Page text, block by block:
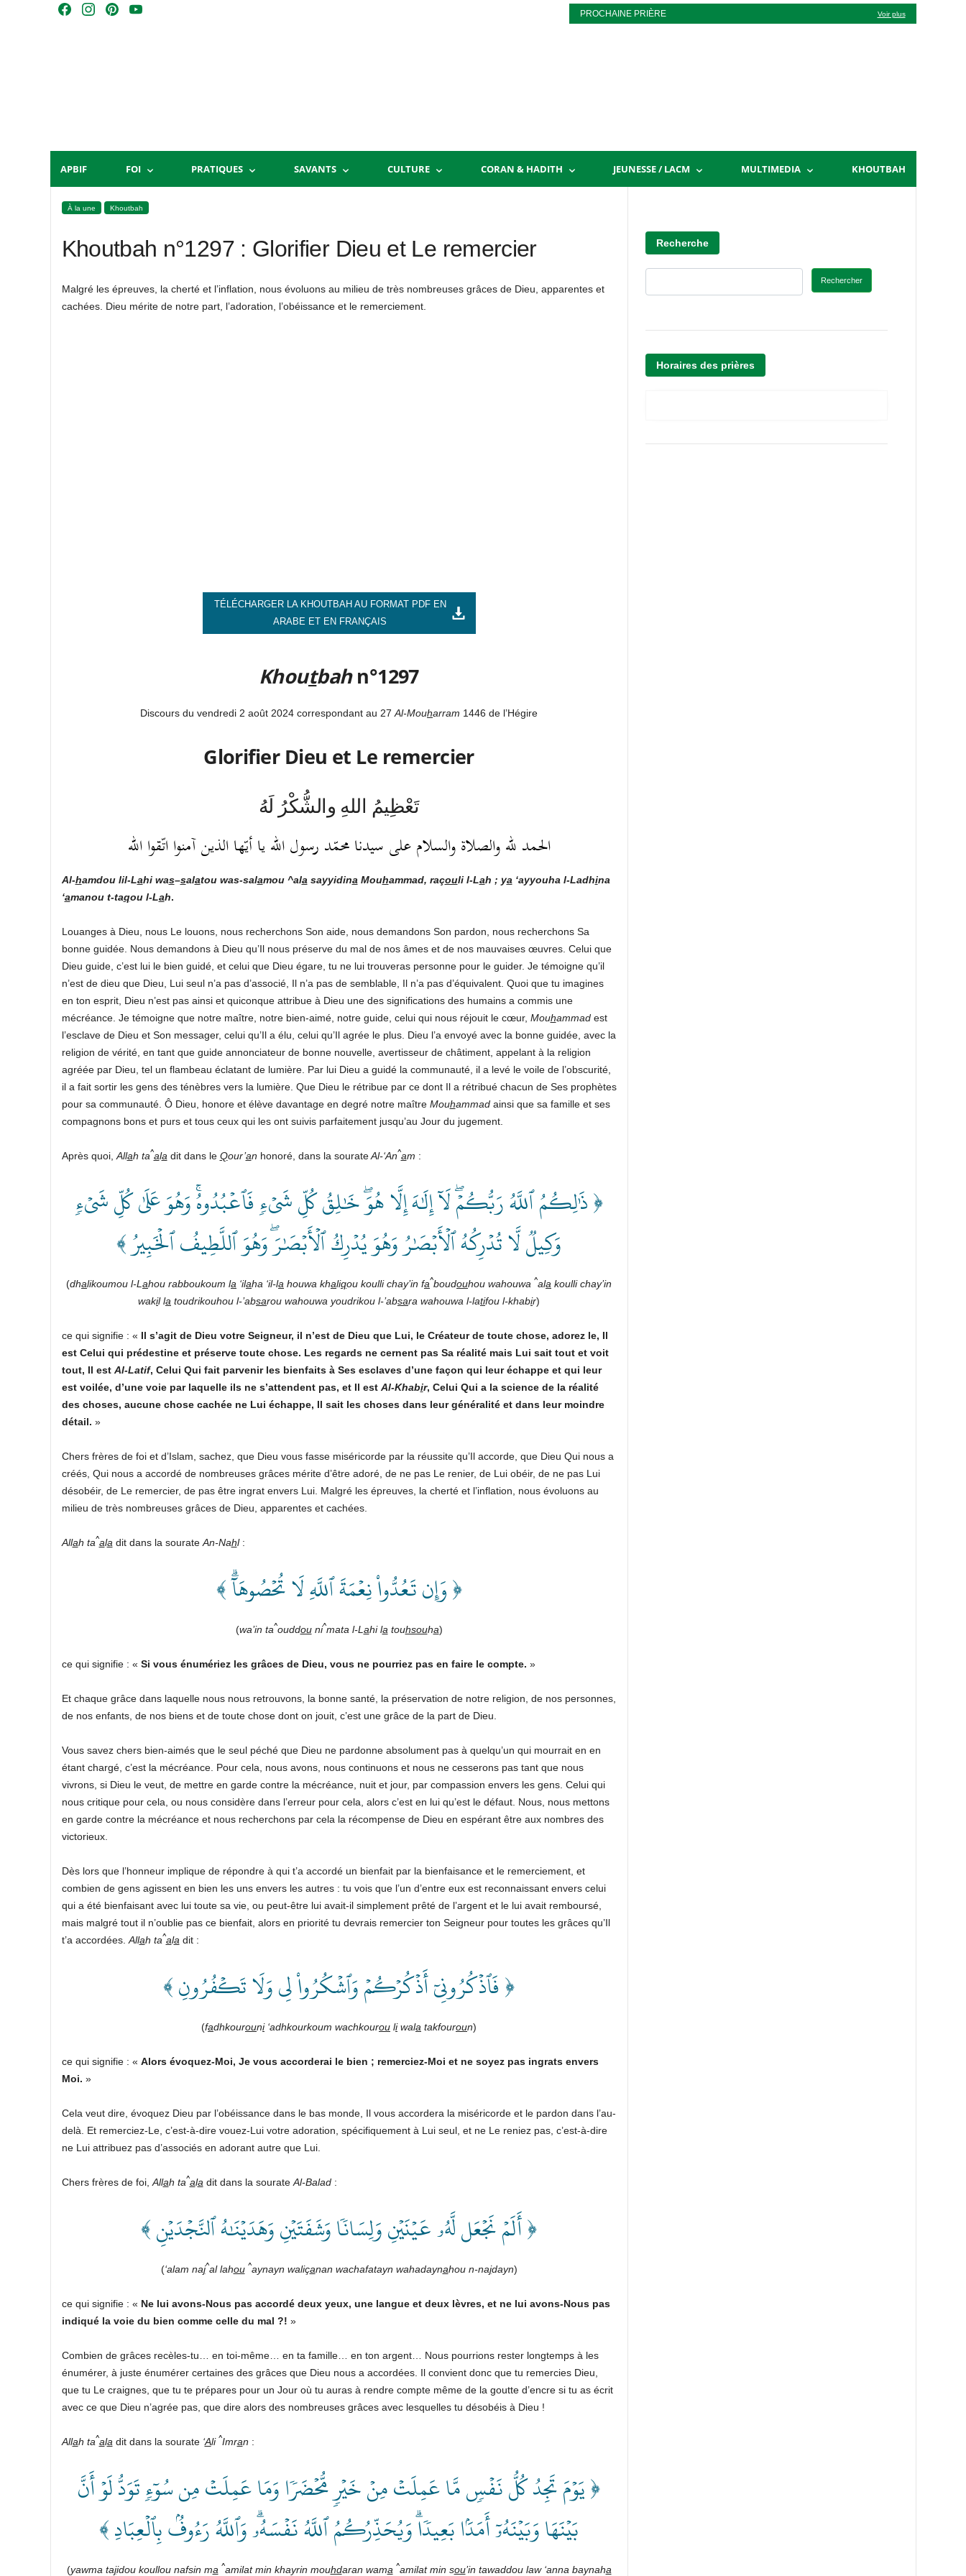
Skip
m
t
Y
PROCHAINE PRIÈRE Voir plus
APBIF FOI PRATIQUES SAVANTS CULTURE CORAN & HADITH JEUNESSE / LACM MULTIMEDIA KHOUTBAH
À la une Khoutbah
Khoutbah n°1297 : Glorifier Dieu et Le remercier
Malgré les épreuves, la cherté et l’inflation, nous évoluons au milieu de très nombreuses grâces de Dieu, apparentes et
cachées. Dieu mérite de notre part, l’adoration, l’obéissance et le remerciement.
TÉLÉCHARGER LA KHOUTBAH AU FORMAT PDF EN
ARABE ET EN FRANÇAIS
Khoutbahn°1297
Discours du vendredi 2 août 2024 correspondant au 27 Al-Mouharram 1446 de l’Hégire
Glorifier Dieu et Le remercier
تَعْظِيمُ اللهِ والشُّكْرُ لَهُ
الحمد لله والصلاة والسلام على سيدنا محمّد رسول الله يا أيّها الذين آمنوا اتّقوا الله
Al-hamdou lil-Lahi was–salatou was-salamou ^ala sayyidina Mouhammad, raçouli l-Lah ; ya ‘ayyouha l-Ladhina
‘amanou t-taqou l-Lah.
Louanges à Dieu, nous Le louons, nous recherchons Son aide, nous demandons Son pardon, nous recherchons Sa
bonne guidée. Nous demandons à Dieu qu’Il nous préserve du mal de nos âmes et de nos mauvaises œuvres. Celui que
Dieu guide, c’est lui le bien guidé, et celui que Dieu égare, tu ne lui trouveras personne pour le guider. Je témoigne qu’il
n’est de dieu que Dieu, Lui seul n’a pas d’associé, Il n’a pas de semblable, Il n’a pas d’équivalent. Quoi que tu imagines
en ton esprit, Dieu n’est pas ainsi et quiconque attribue à Dieu une des significations des humains a commis une
mécréance. Je témoigne que notre maître, notre bien-aimé, notre guide, celui qui nous réjouit le cœur, Mouhammadest
l’esclave de Dieu et Son messager, celui qu’Il a élu, celui qu’Il agrée le plus. Dieu l’a envoyé avec la bonne guidée, avec la
religion de vérité, en tant que guide annonciateur de bonne nouvelle, avertisseur de châtiment, appelant à la religion
agréée par Dieu, tel un flambeau éclatant de lumière. Par lui Dieu a guidé la communauté, il a levé le voile de l’obscurité,
il a fait sortir les gens des ténèbres vers la lumière. Que Dieu le rétribue par ce dont Il a rétribué chacun de Ses prophètes
pour sa communauté. Ô Dieu, honore et élève davantage en degré notre maître Mouhammadainsi que sa famille et ses
compagnons bons et purs et tous ceux qui les ont suivis parfaitement jusqu’au Jour du jugement.
Après quoi, Allah ta^ala dit dans le Qour’an honoré, dans la sourateAl-‘An^am :
﴿ ذَٰلِكُمُ ٱللَّهُ رَبُّكُمۡۖ لَآ إِلَٰهَ إِلَّا هُوَۖ خَٰلِقُ كُلِّ شَيۡءٖ فَٱعۡبُدُوهُۚ وَهُوَ عَلَىٰ كُلِّ شَيۡءٖ
وَكِيلٞ لَّا تُدۡرِكُهُ ٱلۡأَبۡصَٰرُ وَهُوَ يُدۡرِكُ ٱلۡأَبۡصَٰرَۖ وَهُوَ ٱللَّطِيفُ ٱلۡخَبِيرُ ﴾
(dhalikoumou l-L ahou rabboukoum la ‘ilaha ‘il-la houwa khaliqou koulli chay’in fa^boudouhou wahouwa ^ala koulli chay’in
wakil la toudrikouhou l-’absarou wahouwa youdrikou l-’absara wahouwa l-latifou l-khabir)
ce qui signifie : « Il s’agit de Dieu votre Seigneur, il n’est de Dieu que Lui, le Créateur de toute chose, adorez le, Il
est Celui qui prédestine et préserve toute chose. Les regards ne cernent pas Sa réalité mais Lui sait tout et voit
tout, Il est Al-Latif, Celui Qui fait parvenir les bienfaits à Ses esclaves d’une façon qui leur échappe et qui leur
est voilée, d’une voie par laquelle ils ne s’attendent pas, et Il est Al-Khabir, Celui Qui a la science de la réalité
des choses, aucune chose cachée ne Lui échappe, Il sait les choses dans leur généralité et dans leur moindre
détail. »
Chers frères de foi et d’Islam, sachez, que Dieu vous fasse miséricorde par la réussite qu’Il accorde, que Dieu Qui nous a
créés, Qui nous a accordé de nombreuses grâces mérite d’être adoré, de ne pas Le renier, de Lui obéir, de ne pas Lui
désobéir, de Le remercier, de pas être ingrat envers Lui. Malgré les épreuves, la cherté et l’inflation, nous évoluons au
milieu de très nombreuses grâces de Dieu, apparentes et cachées.
Allah ta^ala dit dans la sourate An-Nahl:
﴿ وَإِن تَعُدُّواْ نِعۡمَةَ ٱللَّهِ لَا تُحۡصُوهَآۗ ﴾
(wa’in ta^ouddouni^mata l-L ahi la touhsouha)
ce qui signifie : « Si vous énumériez les grâces de Dieu, vous ne pourriez pas en faire le compte. »
Et chaque grâce dans laquelle nous nous retrouvons, la bonne santé, la préservation de notre religion, de nos personnes,
de nos enfants, de nos biens et de toute chose dont on jouit, c’est une grâce de la part de Dieu.
Vous savez chers bien-aimés que le seul péché que Dieu ne pardonne absolument pas à quelqu’un qui mourrait en en
étant chargé, c’est la mécréance. Pour cela, nous avons, nous continuons et nous ne cesserons pas tant que nous
vivrons, si Dieu le veut, de mettre en garde contre la mécréance, nuit et jour, par compassion envers les gens. Celui qui
nous critique pour cela, ou nous considère dans l’erreur pour cela, alors c’est en lui qu’est le défaut. Nous, nous mettons
en garde contre la mécréance et nous recherchons par cela la récompense de Dieu en espérant être aux nombres des
victorieux.
Dès lors que l’honneur implique de répondre à qui t’a accordé un bienfait par la bienfaisance et le remerciement, et
combien de gens agissent en bien les uns envers les autres : tu vois que l’un d’entre eux est reconnaissant envers celui
qui a été bienfaisant avec lui toute sa vie, ou peut-être lui avait-il simplement prêté de l’argent et le lui avait remboursé,
mais malgré tout il n’oublie pas ce bienfait, alors en priorité tu devrais remercier ton Seigneur pour toutes les grâces qu’Il
t’a accordées. Allah ta^ala dit :
﴿ فَٱذۡكُرُونِيٓ أَذۡكُرۡكُمۡ وَٱشۡكُرُواْ لِي وَلَا تَكۡفُرُونِ ﴾
(fadhkourouni‘adhkourkoum wachkourou liwala takfouroun)
ce qui signifie : « Alors évoquez-Moi, Je vous accorderai le bien ; remerciez-Moi et ne soyez pas ingrats envers
Moi. »
Cela veut dire, évoquez Dieu par l’obéissance dans le bas monde, Il vous accordera la miséricorde et le pardon dans l’au-
delà. Et remerciez-Le, c’est-à-dire vouez-Lui votre adoration, spécifiquement à Lui seul, et ne Le reniez pas, c’est-à-dire
ne Lui attribuez pas d’associés en adorant autre que Lui.
Chers frères de foi, Allah ta^ala dit dans la sourate Al-Balad:
﴿ أَلَمۡ نَجۡعَل لَّهُۥ عَيۡنَيۡنِ وَلِسَانٗا وَشَفَتَيۡنِ وَهَدَيۡنَٰهُ ٱلنَّجۡدَيۡنِ ﴾
(‘alam naj^al lahou ^aynayn waliçanan wachafatayn wahadaynahou n-najdayn)
ce qui signifie : « Ne lui avons-Nous pas accordé deux yeux, une langue et deux lèvres, et ne lui avons-Nous pas
indiqué la voie du bien comme celle du mal ?! »
Combien de grâces recèles-tu… en toi-même… en ta famille… en ton argent… Nous pourrions rester longtemps à les
énumérer, à juste énumérer certaines des grâces que Dieu nous a accordées. Il convient donc que tu remercies Dieu,
que tu Le craignes, que tu te prépares pour un Jour où tu auras à rendre compte même de la goutte d’encre si tu as écrit
avec ce que Dieu n’agrée pas, que dire alors des nombreuses grâces avec lesquelles tu désobéis à Dieu !
Allah ta^ala dit dans la sourate ‘Ali ^Imran :
﴿ يَوۡمَ تَجِدُ كُلُّ نَفۡسٖ مَّا عَمِلَتۡ مِنۡ خَيۡرٖ مُّحۡضَرٗا وَمَا عَمِلَتۡ مِن سُوٓءٖ تَوَدُّ لَوۡ أَنَّ
بَيۡنَهَا وَبَيۡنَهُۥٓ أَمَدَۢا بَعِيدٗاۗ وَيُحَذِّرُكُمُ ٱللَّهُ نَفۡسَهُۥۗ وَٱللَّهُ رَءُوفُۢ بِٱلۡعِبَادِ ﴾
(yawma tajidou koullou nafsin ma ^amilat min khayrin mouhdaran wama ^amilat min sou’in tawaddou law ‘anna baynaha
Recherche
Rechercher
Horaires des prières